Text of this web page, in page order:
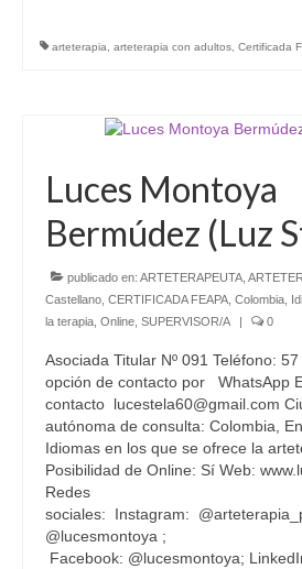
arteterapia, arteterapia con adultos, Certificada
Luces Montoya
Bermúdez (Luz
publicado en: ARTETERAPEUTA
Castellano CERTIFICADA FEAPA Colombia
la terapia Online SUPERVISOR/A | 0
Asociada Titular Nº 091 Teléfono:
opción de contacto por WhatsApp
contacto lucestela60@gmail.com
autónoma de consulta: Colombia,
Idiomas en los que se ofrece la
Posibilidad de Online: Sí Web:
Redes
sociales: Instagram:
@lucesmontoya ;
Facebook: @lucesmontoya;